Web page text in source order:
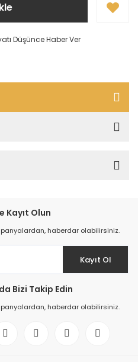
Düşünce Haber Ver
Kayıt Olun
haberdar olabilirsiniz.
Kayıt Ol
Bizi Takip Edin
haberdar olabilirsiniz.